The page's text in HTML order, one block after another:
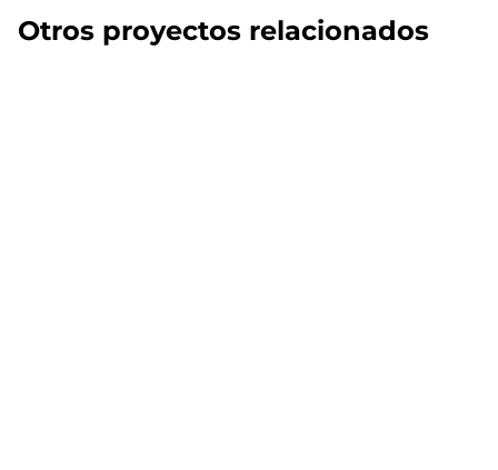
Otros proyectos relacionados